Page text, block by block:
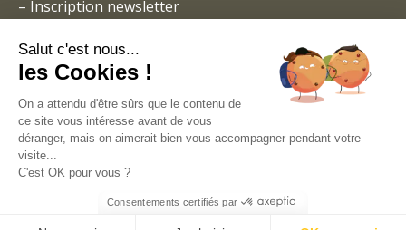
– Inscription newsletter
Salut c'est nous...
les Cookies !
On a attendu d'être sûrs que le contenu de
ce site vous intéresse avant de vous
déranger, mais on aimerait bien vous accompagner pendant votre
visite...
C'est OK pour vous ?
Consentements certifiés par